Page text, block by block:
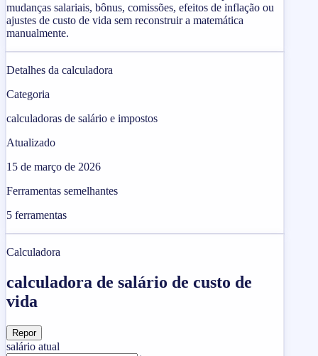
mudanças salariais, bônus, comissões, efeitos de inflação ou
ajustes de custo de vida sem reconstruir a matemática
manualmente.
Detalhes da calculadora
Categoria
calculadoras de salário e impostos
Atualizado
15 de março de 2026
Ferramentas semelhantes
5 ferramentas
Calculadora
calculadora de salário de custo de
vida
Repor
salário atual